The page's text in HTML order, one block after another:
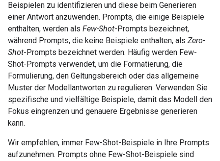
Beispielen zu identifizieren und diese beim Generieren
einer Antwort anzuwenden. Prompts, die einige Beispiele
enthalten, werden als Few-Shot-Prompts bezeichnet,
während Prompts, die keine Beispiele enthalten, als Zero-
Shot-Prompts bezeichnet werden. Häufig werden Few-
Shot-Prompts verwendet, um die Formatierung, die
Formulierung, den Geltungsbereich oder das allgemeine
Muster der Modellantworten zu regulieren. Verwenden Sie
spezifische und vielfältige Beispiele, damit das Modell den
Fokus eingrenzen und genauere Ergebnisse generieren
kann.
Wir empfehlen, immer Few-Shot-Beispiele in Ihre Prompts
aufzunehmen. Prompts ohne Few-Shot-Beispiele sind